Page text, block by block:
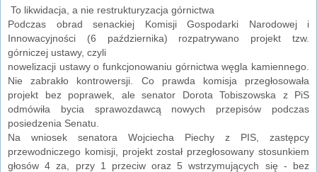
To likwidacja, a nie restrukturyzacja górnictwa
Podczas obrad senackiej Komisji Gospodarki Narodowej i
Innowacyjności (6 października) rozpatrywano projekt tzw.
górniczej ustawy, czyli
nowelizacji ustawy o funkcjonowaniu górnictwa węgla kamiennego.
Nie zabrakło kontrowersji. Co prawda komisja przegłosowała
projekt bez poprawek, ale senator Dorota Tobiszowska z PiS
odmówiła bycia sprawozdawcą nowych przepisów podczas
posiedzenia Senatu.
Na wniosek senatora Wojciecha Piechy z PIS, zastępcy
przewodniczego komisji, projekt został przegłosowany stosunkiem
głosów 4 za, przy 1 przeciw oraz 5 wstrzymujących się - bez